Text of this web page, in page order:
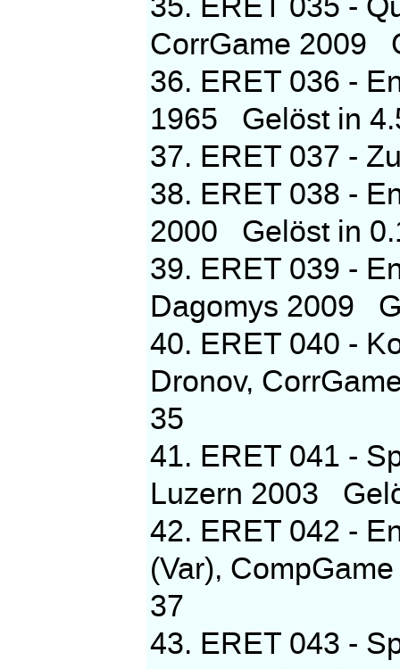
CorrGame 2009
36. ERET 036 -
1965 Gelöst in
37. ERET 037 -
38. ERET 038 -
2000 Gelöst in
39. ERET 039 -
Dagomys 2009
40. ERET 040 -
Dronov,
35
41. ERET 041 -
Luzern 2003
42. ERET 042 -
(Var),
37
43. ERET 043 -